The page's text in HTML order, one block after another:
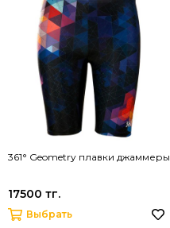
361° Geometry плавки джаммеры
17500 тг.
Выбрать